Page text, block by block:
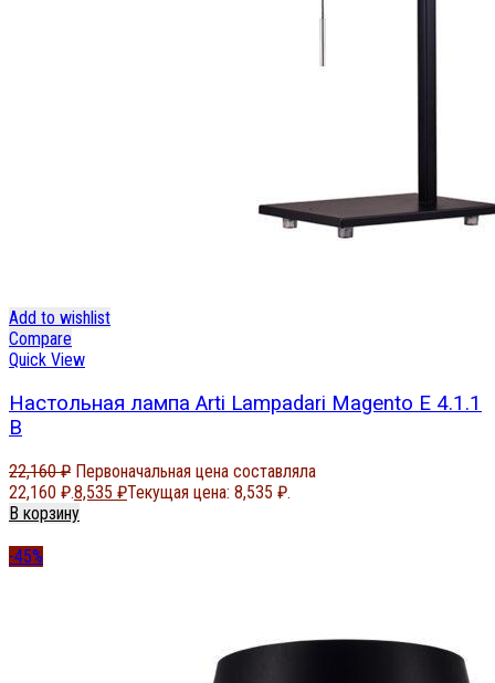
Add to wishlist
Compare
Quick View
Настольная лампа Arti Lampadari Magento E 4.1.1
B
22,160₽ Первоначальная цена составляла
22,160 ₽.8,535 ₽Текущая цена: 8,535 ₽.
В корзину
-45%